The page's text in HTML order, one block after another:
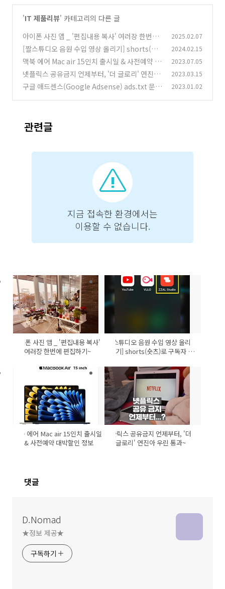
'IT 제품리뷰' 카테고리의 다른 글
아이폰 사진 앱 _ '편집내용 복사' 여러장 한번에
편집하기~ (0)
2025.02.07
[짤스튜디오 음원 수입 영상 올리기] shorts(숏
츠)로 구독자 없이 수익내는 법
(0)
2024.02.15
맥북 에어 Mac air 15인치 출시일 & 사전예약 대
박할인 정보
(0)
2023.07.05
넷플릭스 공유금지 언제부터, '더 글로리' 연진아
우린 통과~ (0)
2023.03.15
구글 애드센스(Google Adsense) ads.txt 문제
2023.01.02
관련글
아이폰 사진 앱 _ '편집내용 복사'
여러장 한번에 편집하기~
[짤스튜디오 음원 수입 영상 올리
기] shorts(숏츠)로 구독자 없
맥북 에어 Mac air 15인치 출시일
& 사전예약 대박할인 정보
넷플릭스 공유금지 언제부터, '더
글로리' 연진아 우린 통과~
댓글
D.Nomad
★정보 제공★
구독하기